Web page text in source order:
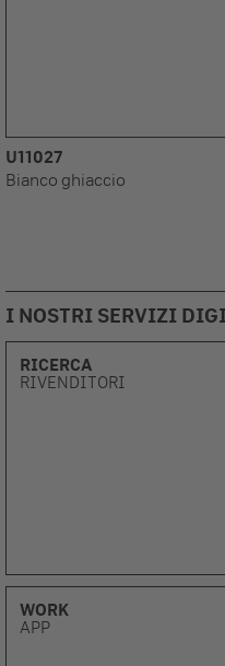
U11027
Bianco ghiaccio
I NOSTRI SERVIZI
RICERCA
RIVENDITORI
WORK
APP